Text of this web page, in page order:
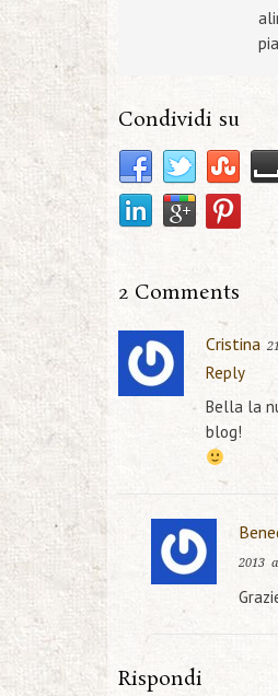
Condividi su
2 Comments
Cristina
Reply
Bella la
blog!
2013
Rispondi